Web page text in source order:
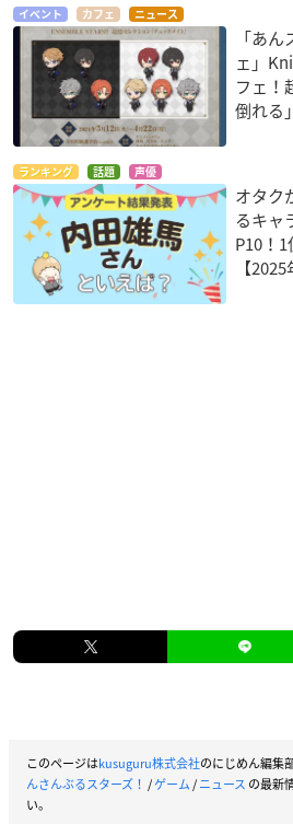
イベント カフェ ニュース
「あ
ェ」
フェ！
倒れる」
ランキング 話題 声優
オタク
るキャ
P10！
【2025
このページはkusuguru株式会社のにじめん編集
んさんぶるスターズ！ /ゲーム/ニュース の最新
い。